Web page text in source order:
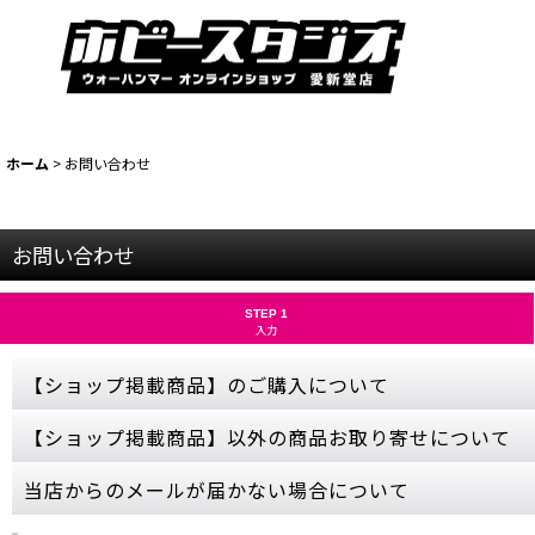
ホーム > お問い合わせ
お問い合わせ
STEP 1
入力
【ショップ掲載商品】のご購入について
お問い合わせから【ショップ掲載商品】のご注文は承っておりません。
ご購入希望の商品をカートに入れ、ご購入手続きを完了させてくださ
売切れにつきカートボタンが押せない商品につきましては、誠に申
【ショップ掲載商品】以外の商品お取り寄せについて
当ショップに掲載されていない商品でも、お取り寄せ可能な商品もご
ゲームズワークショップの公式サイトをご参照いただき、商品名・
お取り寄せはメーカーの在庫状況次第となるため、お問い合わせを
当店からのメールが届かない場合について
ご購入やお問い合わせから数日経っても当店からの連絡が無い場合